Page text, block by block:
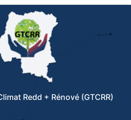
Redd + Rénové (GTCRR)